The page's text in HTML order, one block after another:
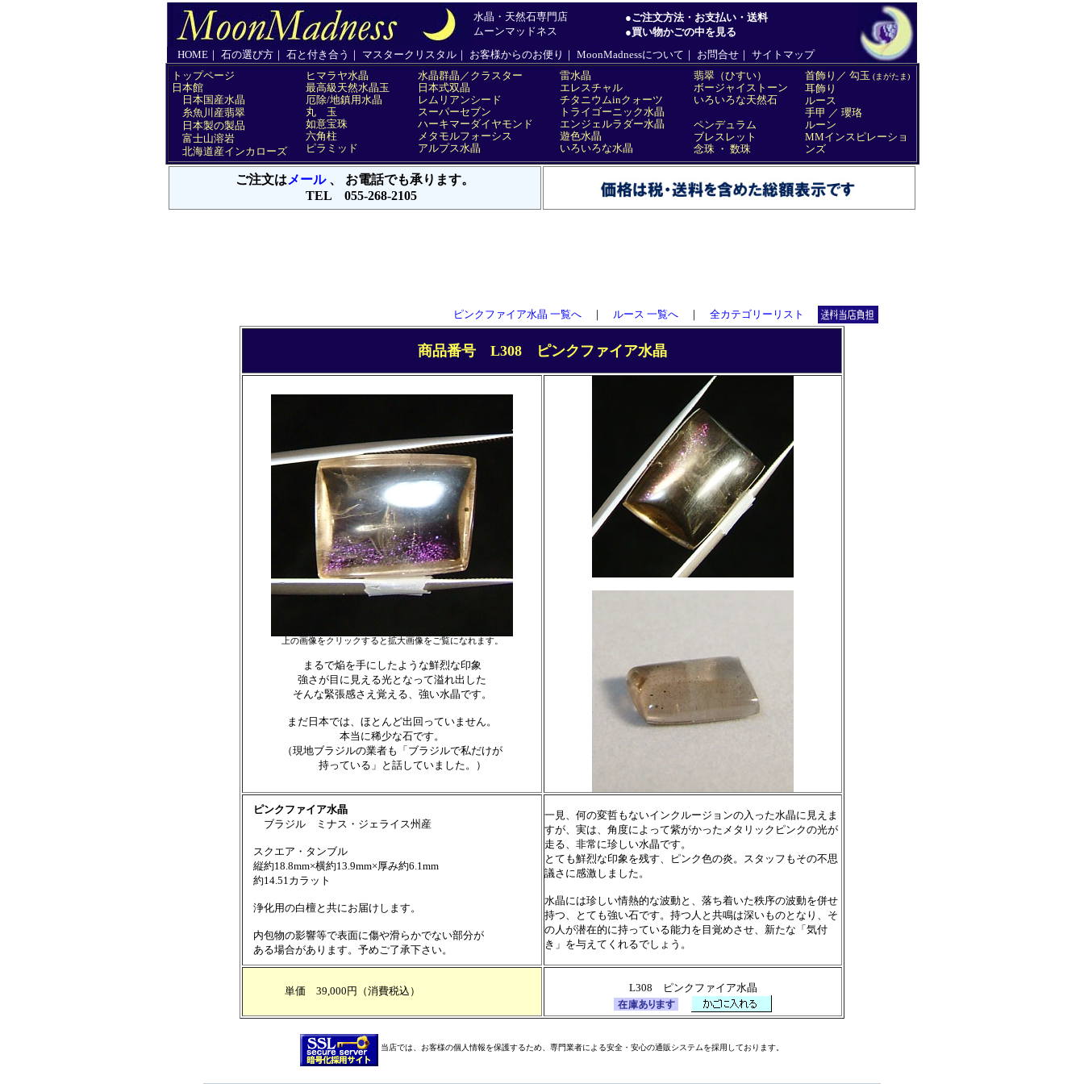
ピンクファイア水晶 一覧へ ｜ ルース 一覧へ ｜ 全カテゴリーリスト
商品番号 L308 ピンクファイア水晶
上の画像をクリックすると拡大画像をご覧になれます。
まるで焔を手にしたような鮮烈な印象
強さが目に見える光となって溢れ出した
そんな緊張感さえ覚える、強い水晶です。
まだ日本では、ほとんど出回っていません。
本当に稀少な石です。
（現地ブラジルの業者も「ブラジルで私だけが
持っている」と話していました。）
ピンクファイア水晶
ブラジル ミナス・ジェライス州産
スクエア・タンブル
縦約18.8mm×横約13.9mm×厚み約6.1mm
約14.51カラット
浄化用の白檀と共にお届けします。
内包物の影響等で表面に傷や滑らかでない部分が
ある場合があります。予めご了承下さい。
一見、何の変哲もないインクルージョンの入った水晶に見えま
すが、実は、角度によって紫がかったメタリックピンクの光が
走る、非常に珍しい水晶です。
とても鮮烈な印象を残す、ピンク色の炎。スタッフもその不思
議さに感激しました。
水晶には珍しい情熱的な波動と、落ち着いた秩序の波動を併せ
持つ、とても強い石です。持つ人と共鳴は深いものとなり、そ
の人が潜在的に持っている能力を目覚めさせ、新たな「気付
き」を与えてくれるでしょう。
単価 39,000円（消費税込） L308 ピンクファイア水晶
当店では、お客様の個人情報を保護するため、専門業者による安全・安心の通販システムを採用しております。